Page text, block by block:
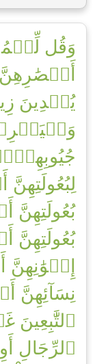
وَقُل
يُبۡدِينَ
جُيُوبِهِنَّۖ
لِبُعُولَتِهِنَّ
بُعُولَتِهِنَّ
بُعُولَتِهِنَّ
إِخۡوَٰنِهِنَّ
نِسَآئِهِنَّ
ٱلرِّجَالِ